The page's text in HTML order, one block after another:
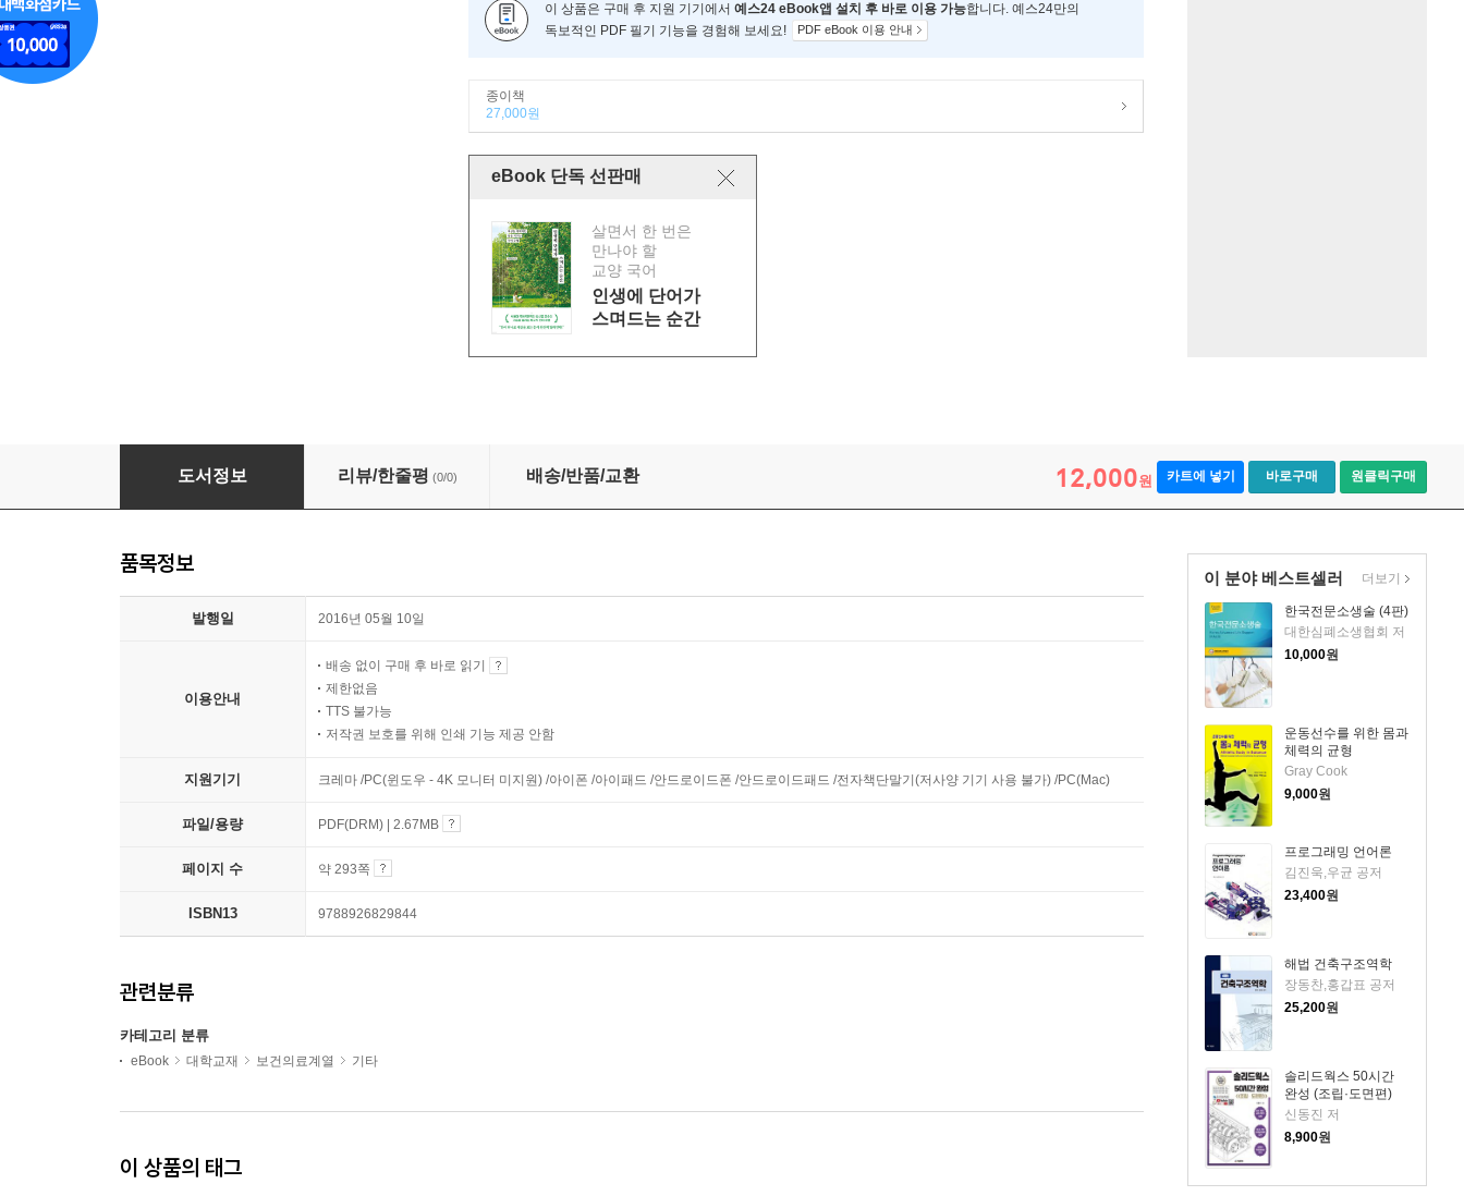
이 상품은 구매 후 지원 기기에서 예스24 eBook앱 설치 후 바로 이용 가능합니다. 예스24만의
독보적인 PDF 필기 기능을 경험해 보세요!
PDF eBook 이용 안내
종이책
27,000원
eBook 단독 선판매
살면서 한 번은
만나야 할
교양 국어
인생에 단어가
스며드는 순간
보건프로그램 개발 및 평가
도서정보 리뷰/한줄평 (0/0) 배송/반품/교환 12,000원 카트에 넣기 바로구매 원클릭구매
이 분야 베스트셀러
한국전문소생술 (4판)
대한심폐소생협회 저
10,000원
운동선수를 위한 몸과
체력의 균형
Gray Cook
9,000원
프로그래밍 언어론
김진욱,우균 공저
23,400원
해법 건축구조역학
장동찬,홍갑표 공저
25,200원
솔리드웍스 50시간
완성 (조립·도면편)
신동진 저
8,900원
더보기
품목정보
발행일 2016년 05월 10일
이용안내
배송 없이 구매 후 바로 읽기
제한없음
TTS 불가능
저작권 보호를 위해 인쇄 기능 제공 안함
지원기기 크레마 /PC(윈도우 - 4K 모니터 미지원) /아이폰 /아이패드 /안드로이드폰 /안드로이드패드 /전자책단말기(저사양 기기 사용 불가) /PC(Mac)
파일/용량 PDF(DRM) | 2.67MB
페이지 수 약 293쪽
ISBN13 9788926829844
관련분류
카테고리 분류
eBook 대학교재 보건의료계열 기타
이 상품의 태그